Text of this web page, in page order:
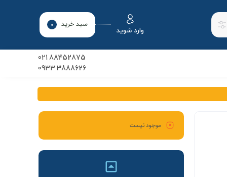
وارد شوید
سبد خرید 0
88452875
021
3888626
0933
موجود نیست